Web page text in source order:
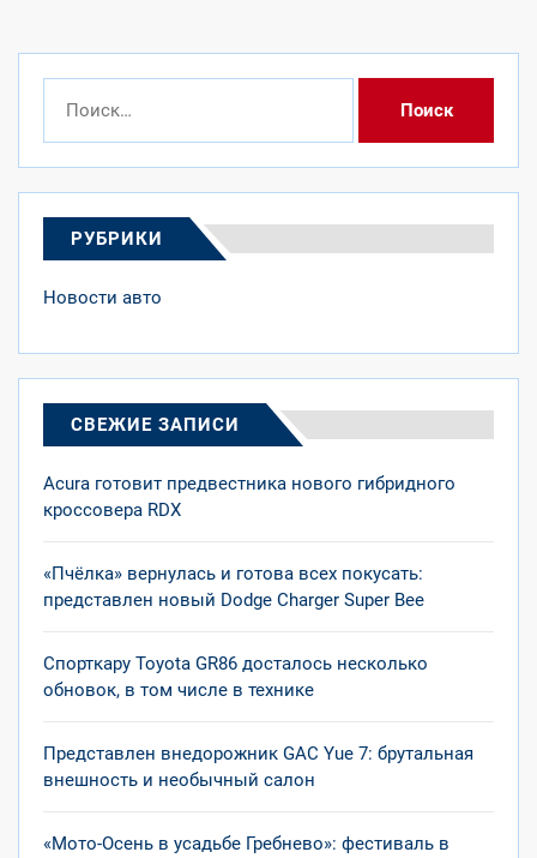
РУБРИКИ
Новости авто
СВЕЖИЕ ЗАПИСИ
Acura готовит предвестника нового гибридного
кроссовера RDX
«Пчёлка» вернулась и готова всех покусать:
представлен новый Dodge Charger Super Bee
Спорткару Toyota GR86 досталось несколько
обновок, в том числе в технике
Представлен внедорожник GAC Yue 7: брутальная
внешность и необычный салон
«Мото-Осень в усадьбе Гребнево»: фестиваль в